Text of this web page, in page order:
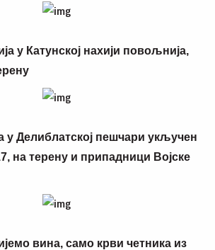
у Катунској нахији повољнија,
Делиблатској пешчари укључен
на терену и припадници Војске
вина, само крви четника из